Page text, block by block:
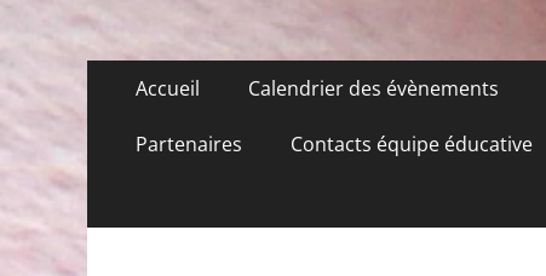
Menu
contenu
Accueil Calendrier des évènements
Partenaires Contacts équipe éducative